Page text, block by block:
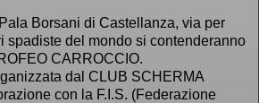
Borsani di Castellanza, via per
spadiste del mondo si contenderanno
CARROCCIO.
dal CLUB SCHERMA
con la F.I.S. (Federazione